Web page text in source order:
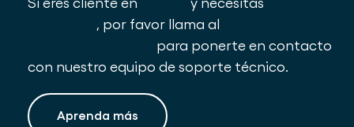
, por favor llama al
para ponerte en contacto
con nuestro equipo de soporte técnico.
Aprenda más